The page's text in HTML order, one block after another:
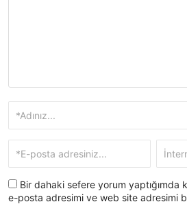
Bir dahaki sefere yorum yaptığımda
e-posta adresimi ve web site adresimi